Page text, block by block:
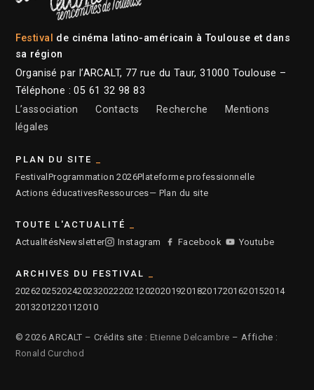
Festival de cinéma latino-américain à Toulouse et dans
sa région
Organisé par l’ARCALT, 77 rue du Taur, 31000 Toulouse –
Téléphone : 05 61 32 98 83
L’association
Contacts Recherche
Mentions
légales
PLAN DU SITE
Festival Programmation 2026Plateforme professionnelle
Actions éducativesRessources— Plan du site
TOUTE L'ACTUALITÉ
ActualitésNewsletter Instagram Facebook Youtube
ARCHIVES DU FESTIVAL
2026202520242023202220212020201920182017201620152014
2013201220112010
© 2026 ARCALT – Crédits site : Etienne Delcambre – Affiche :
Ronald Curchod